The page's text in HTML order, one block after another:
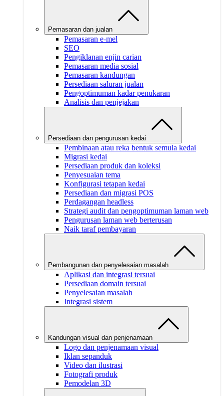
Pemasaran dan jualan
Pemasaran e-mel
SEO
Pengiklanan enjin carian
Pemasaran media sosial
Pemasaran kandungan
Persediaan saluran jualan
Pengoptimuman kadar penukaran
Analisis dan penjejakan
Persediaan dan pengurusan kedai
Pembinaan atau reka bentuk semula kedai
Migrasi kedai
Persediaan produk dan koleksi
Penyesuaian tema
Konfigurasi tetapan kedai
Persediaan dan migrasi POS
Perdagangan headless
Strategi audit dan pengoptimuman laman web
Pengurusan laman web berterusan
Naik taraf pembayaran
Pembangunan dan penyelesaian masalah
Aplikasi dan integrasi tersuai
Persediaan domain tersuai
Penyelesaian masalah
Integrasi sistem
Kandungan visual dan penjenamaan
Logo dan penjenamaan visual
Iklan sepanduk
Video dan ilustrasi
Fotografi produk
Pemodelan 3D